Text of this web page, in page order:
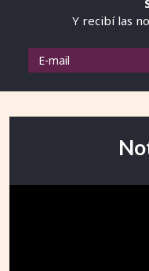
Y recibí las